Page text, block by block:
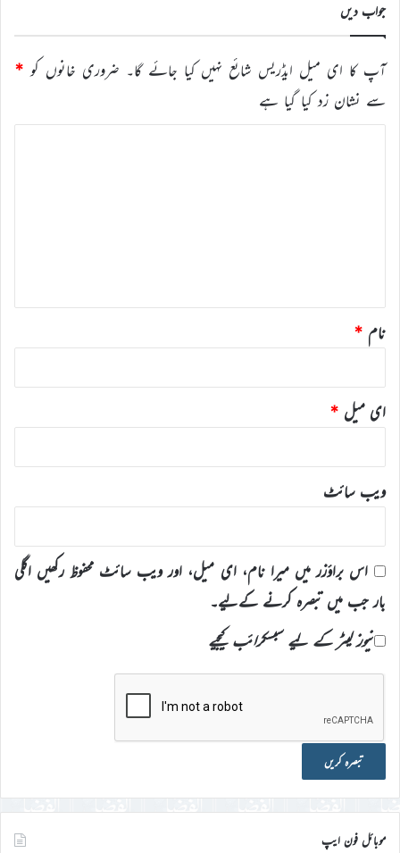
جواب دیں
آپ کا ای میل ایڈریس شائع نہیں کیا جائے گا۔ ضروری خانوں کو *
سے نشان زد کیا گیا ہے
نام *
ای میل *
ویب‌ سائٹ
اس براؤزر میں میرا نام، ای میل، اور ویب سائٹ محفوظ رکھیں اگلی
بار جب میں تبصرہ کرنے کےلیے۔
نیوز لیٹر کے لیے سبسکرائب کیجیے
موبائل فون ایپ